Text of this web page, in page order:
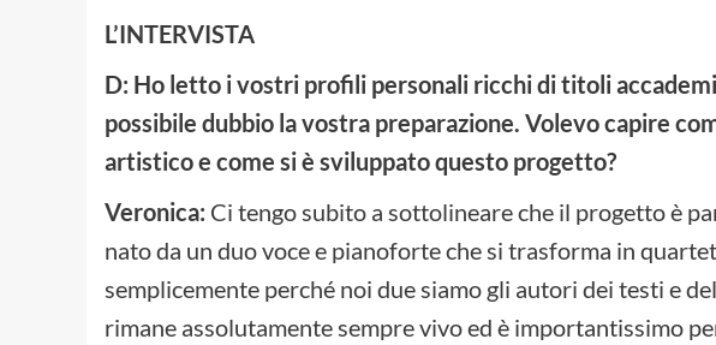
L’INTERVISTA
D: Ho letto i vostri profili personali ricchi di titoli
possibile dubbio la vostra preparazione. Volevo capire
artistico e come si è sviluppato questo progetto?
Veronica: Ci tengo subito a sottolineare che il progetto è
nato da un duo voce e pianoforte che si trasforma in
semplicemente perché noi due siamo gli autori dei testi e
rimane assolutamente sempre vivo ed è importantissimo